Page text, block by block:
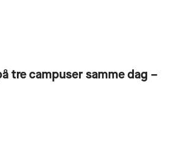
tre campuser samme dag –